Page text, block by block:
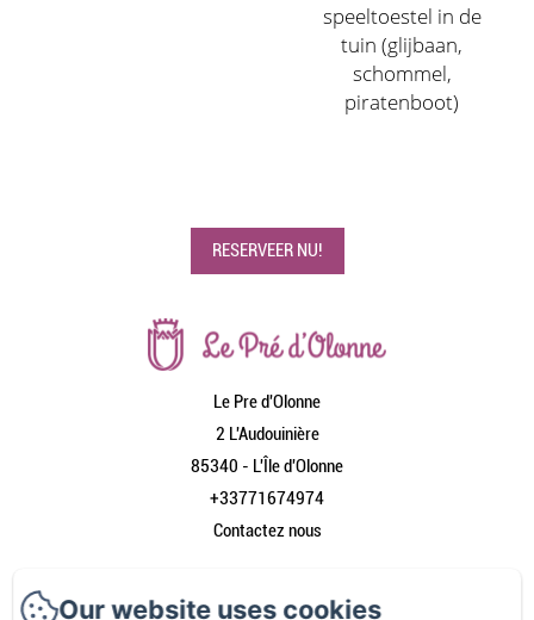
speeltoestel in de
tuin (glijbaan,
schommel,
piratenboot)
RESERVEER NU!
Le Pre d'Olonne
2 L'Audouinière
85340 - L'Île d'Olonne
+33771674974
Contactez nous
Onze gîtes
Our website uses cookies